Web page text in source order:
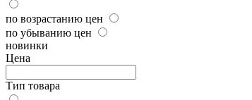
по возрастанию цен
по убыванию цен
новинки
Цена
Тип товара